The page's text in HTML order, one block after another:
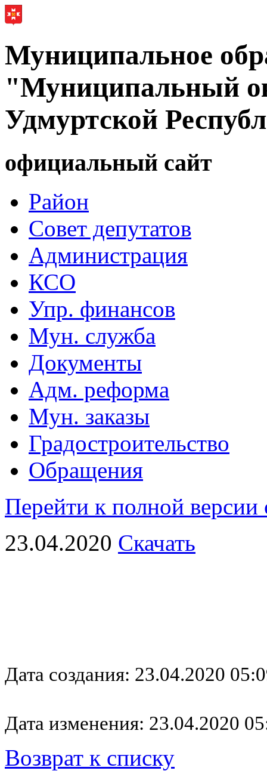
Муниципальное
"Муниципальный
Удмуртской
официальный сайт
Район
Совет депутатов
Администрация
КСО
Упр. финансов
Мун. служба
Документы
Адм. реформа
Мун. заказы
Градостроительство
Обращения
Перейти к полной версии
23.04.2020 Скачать
Дата создания: 23.04.2020
Дата изменения: 23.04.2020
Возврат к списку